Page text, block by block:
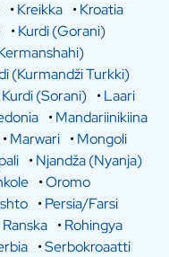
•Kreikka •Kroatia
•Kurdi (Gorani)
(Kurmandži Turkki)
Kurdi (Sorani) •Laari
•Mandariinikiina
•Marwari •Mongoli
•Njandža (Nyanja)
•Oromo
•Persia/Farsi
Ranska •Rohingya
•Serbokroaatti